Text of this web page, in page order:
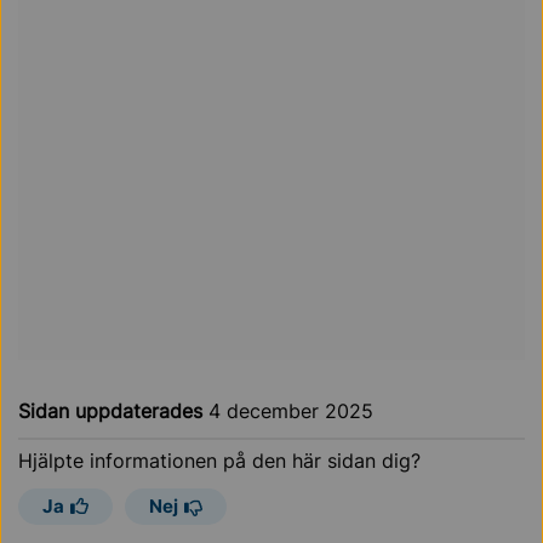
Sidan uppdaterades 4 december 2025
Hjälpte informationen på den här sidan dig?
Ja Nej